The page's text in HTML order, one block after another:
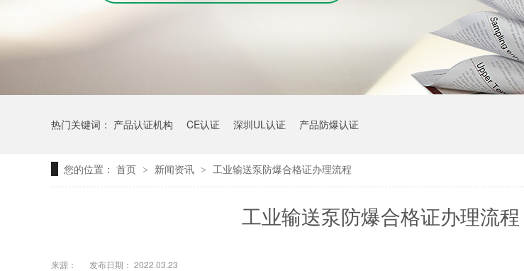
热门关键词： 产品认证机构 CE认证 深圳UL认证 产品防爆认证
您的位置： 首页 > 新闻资讯 > 工业输送泵防爆合格证办理流程
工业输送泵防爆合格证办理流程
来源： 发布日期： 2022.03.23